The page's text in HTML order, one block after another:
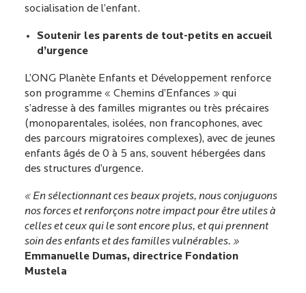
socialisation de l’enfant.
Soutenir les parents de tout-petits en accueil
d’urgence
L’ONG Planète Enfants et Développement renforce
son programme « Chemins d’Enfances » qui
s’adresse à des familles migrantes ou très précaires
(monoparentales, isolées, non francophones, avec
des parcours migratoires complexes), avec de jeunes
enfants âgés de 0 à 5 ans, souvent hébergées dans
des structures d’urgence.
« En sélectionnant ces beaux projets, nous conjuguons
nos forces et renforçons notre impact pour être utiles à
celles et ceux qui le sont encore plus, et qui prennent
soin des enfants et des familles vulnérables. »
Emmanuelle Dumas, directrice Fondation
Mustela